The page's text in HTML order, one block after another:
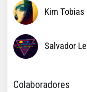
Kim Tobias
Salvador
Colaboradores